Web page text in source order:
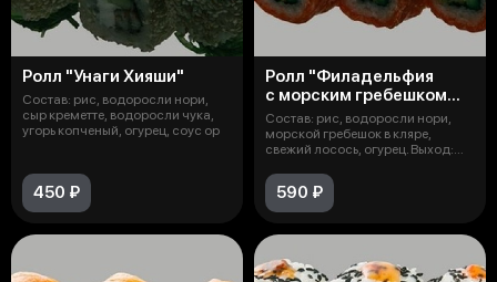
Ролл "Унаги Хияши"
Состав: рис, водоросли нори,
сыр креметте, водоросли чука,
угорь копченый, огурец, соус ор
450 ₽
Ролл "Филадельфия
с морским гребешком
в кляре"
Состав: рис, водоросли нори,
морской гребешок в кляре,
свежий лосось, огурец. Выход:
590 ₽